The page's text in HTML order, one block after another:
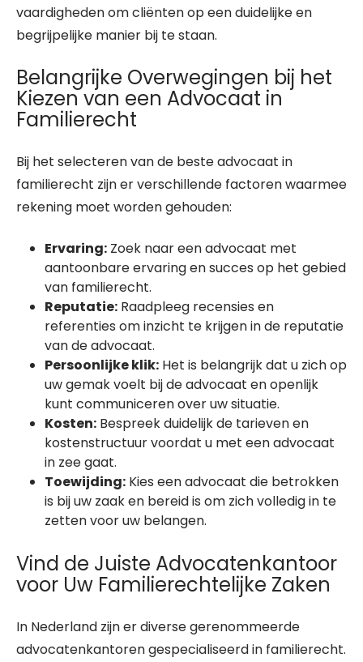
vaardigheden om cliënten op een duidelijke en
begrijpelijke manier bij te staan.
Belangrijke Overwegingen bij het
Kiezen van een Advocaat in
Familierecht
Bij het selecteren van de beste advocaat in
familierecht zijn er verschillende factoren waarmee
rekening moet worden gehouden:
Ervaring: Zoek naar een advocaat met
aantoonbare ervaring en succes op het gebied
van familierecht.
Reputatie: Raadpleeg recensies en
referenties om inzicht te krijgen in de reputatie
van de advocaat.
Persoonlijke klik: Het is belangrijk dat u zich op
uw gemak voelt bij de advocaat en openlijk
kunt communiceren over uw situatie.
Kosten: Bespreek duidelijk de tarieven en
kostenstructuur voordat u met een advocaat
in zee gaat.
Toewijding: Kies een advocaat die betrokken
is bij uw zaak en bereid is om zich volledig in te
zetten voor uw belangen.
Vind de Juiste Advocatenkantoor
voor Uw Familierechtelijke Zaken
In Nederland zijn er diverse gerenommeerde
advocatenkantoren gespecialiseerd in familierecht.